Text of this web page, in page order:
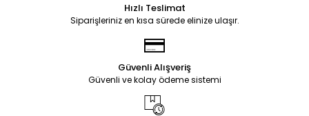
Hızlı Teslimat
Siparişleriniz en kısa sürede elinize ulaşır.
Güvenli Alışveriş
Güvenli ve kolay ödeme sistemi